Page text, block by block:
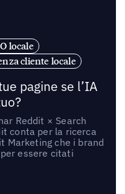
locale
cliente locale
pagine se l’IA
Reddit × Search
conta per la ricerca
Marketing che i brand
essere citati